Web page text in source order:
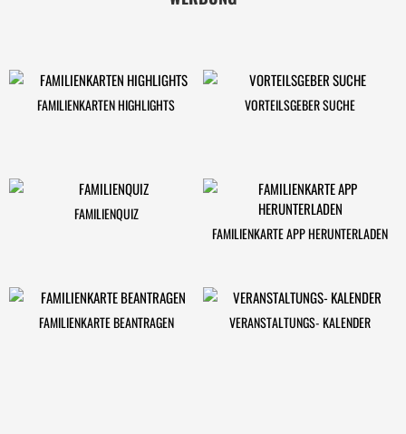
FAMILIENKARTEN HIGHLIGHTS VORTEILSGEBER SUCHE
FAMILIENQUIZ
FAMILIENKARTE APP HERUNTERLADEN
FAMILIENKARTE BEANTRAGEN VERANSTALTUNGS- KALENDER